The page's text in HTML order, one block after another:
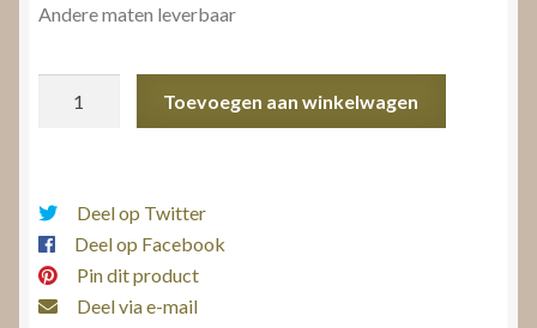
Andere maten leverbaar
Toevoegen aan winkelwagen
Deel op Twitter
Deel op Facebook
Pin dit product
Deel via e-mail